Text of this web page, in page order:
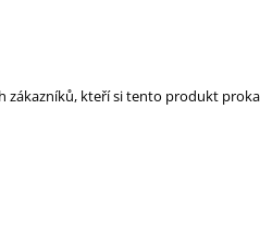
zákazníků, kteří si tento produkt